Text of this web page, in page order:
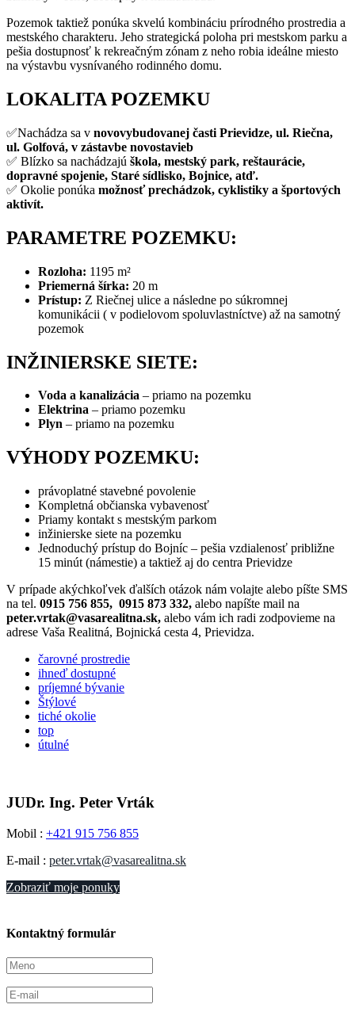
Pozemok taktiež ponúka skvelú kombináciu prírodného prostredia a
mestského charakteru. Jeho strategická poloha pri mestskom parku a
pešia dostupnosť k rekreačným zónam z neho robia ideálne miesto
na výstavbu vysnívaného rodinného domu.
LOKALITA POZEMKU
✅Nachádza sa v novovybudovanej časti Prievidze, ul. Riečna,
ul. Golfová, v zástavbe novostavieb
✅ Blízko sa nachádzajú škola, mestský park, reštaurácie,
dopravné spojenie, Staré sídlisko, Bojnice, atď.
✅ Okolie ponúka možnosť prechádzok, cyklistiky a športových
aktivít.
PARAMETRE POZEMKU:
Rozloha: 1195 m²
Priemerná šírka: 20 m
Prístup: Z Riečnej ulice a následne po súkromnej
komunikácii ( v podielovom spoluvlastníctve) až na samotný
pozemok
INŽINIERSKE SIETE:
Voda a kanalizácia – priamo na pozemku
Elektrina – priamo pozemku
Plyn – priamo na pozemku
VÝHODY POZEMKU:
právoplatné stavebné povolenie
Kompletná občianska vybavenosť
Priamy kontakt s mestským parkom
inžinierske siete na pozemku
Jednoduchý prístup do Bojníc – pešia vzdialenosť približne
15 minút (námestie) a taktiež aj do centra Prievidze
V prípade akýchkoľvek ďalších otázok nám volajte alebo píšte SMS
na tel. 0915 756 855, 0915 873 332, alebo napíšte mail na
peter.vrtak@vasarealitna.sk, alebo vám ich radi zodpovieme na
adrese Vaša Realitná, Bojnická cesta 4, Prievidza.
čarovné prostredie
ihneď dostupné
príjemné bývanie
Štýlové
tiché okolie
top
útulné
JUDr. Ing. Peter Vrták
Mobil : +421 915 756 855
E-mail : peter.vrtak@vasarealitna.sk
Zobraziť moje ponuky
Kontaktný formulár